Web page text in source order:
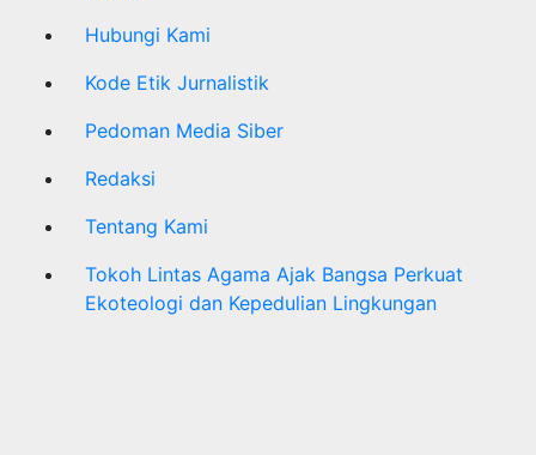
Hubungi Kami
Kode Etik Jurnalistik
Pedoman Media Siber
Redaksi
Tentang Kami
Tokoh Lintas Agama Ajak Bangsa Perkuat
Ekoteologi dan Kepedulian Lingkungan